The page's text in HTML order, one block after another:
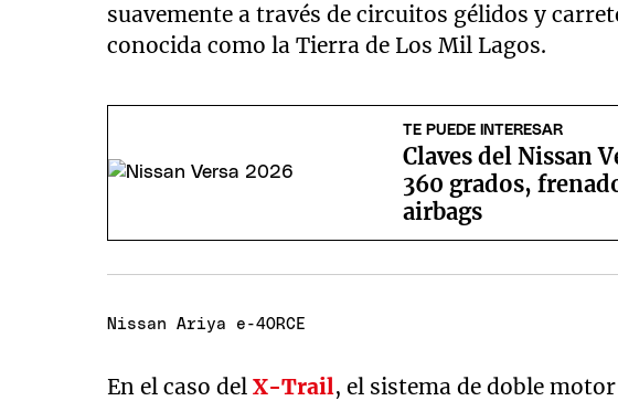
suavemente a través de circuitos gélidos y
conocida como la Tierra de Los Mil Lagos.
TE PUEDE INTERESAR
Claves del Nissan
360 grados,
airbags
Nissan Ariya e-4ORCE
En el caso delX-Trail, el sistema de doble